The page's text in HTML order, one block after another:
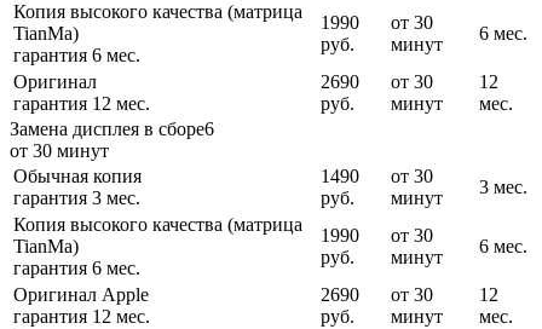
Копия высокого качества (матрица
TianMa)
гарантия 6 мес.
1990
руб.
от 30
минут
6 мес.
Оригинал
гарантия 12 мес.
2690
руб.
от 30
минут
12
мес.
Замена дисплея в сборе6
от 30 минут
Обычная копия
гарантия 3 мес.
1490
руб.
от 30
минут
3 мес.
Копия высокого качества (матрица
TianMa)
гарантия 6 мес.
1990
руб.
от 30
минут
6 мес.
Оригинал Apple
гарантия 12 мес.
2690
руб.
от 30
минут
12
мес.